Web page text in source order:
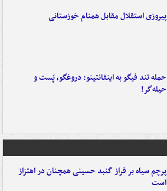
پیروزی استقلال مقابل همنام خوزستانی
حمله تند فیگو به اینفانتینو: دروغگو، پَست‌ و
حیله‌گر!
پرچم سیاه بر فراز گنبد حسینی همچنان در اهتزاز
است